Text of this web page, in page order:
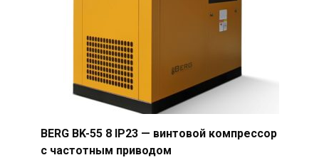
BERG BK-55 8 IP23 — винтовой компрессор
с частотным приводом